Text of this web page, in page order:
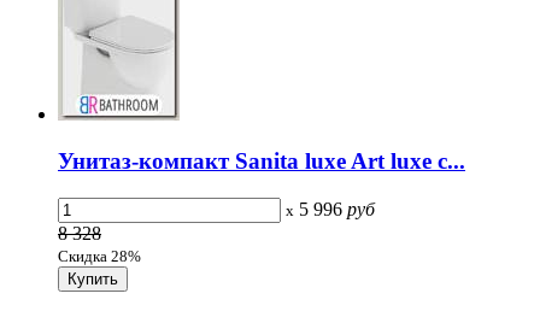
Унитаз-компакт Sanita luxe Art luxe с...
x 5 996 руб
8 328
Скидка 28%